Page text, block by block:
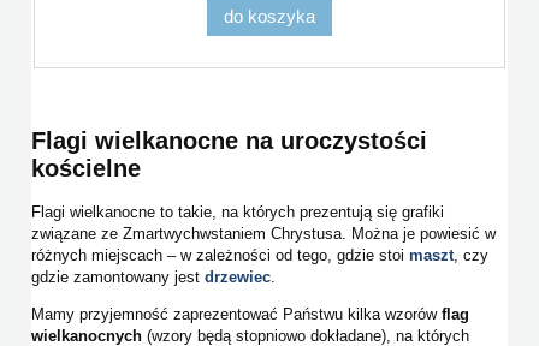
do koszyka
Flagi wielkanocne na uroczystości
kościelne
Flagi wielkanocne to takie, na których prezentują się grafiki
związane ze Zmartwychwstaniem Chrystusa. Można je powiesić w
różnych miejscach – w zależności od tego, gdzie stoi maszt , czy
gdzie zamontowany jest drzewiec
Mamy przyjemność zaprezentować Państwu kilka wzorów flag
wielkanocnych (wzory będą stopniowo dokładane), na których